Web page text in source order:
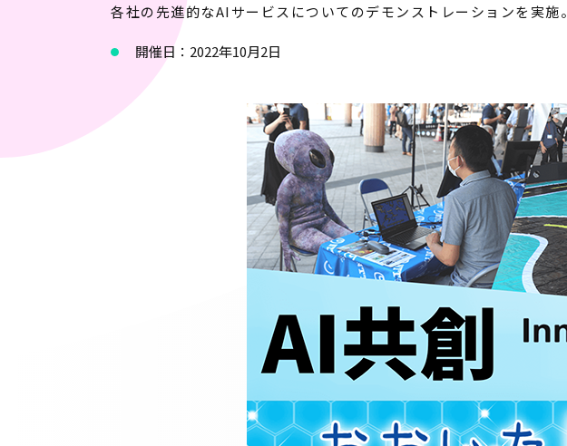
各社の先進的なAIサービスについてのデモンストレーションを実施。
開催日：2022年10月2日